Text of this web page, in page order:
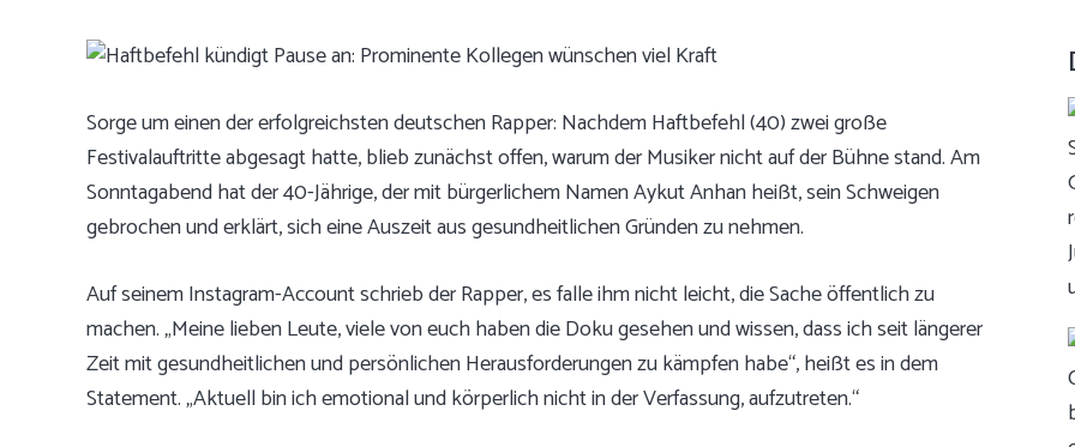
Sorge um einen der erfolgreichsten deutschen Rapper: Nachdem Haftbefehl (40) zwei große
Festivalauftritte abgesagt hatte, blieb zunächst offen, warum der Musiker nicht auf der Bühne stand. Am
Sonntagabend hat der 40-Jährige, der mit bürgerlichem Namen Aykut Anhan heißt, sein Schweigen
gebrochen und erklärt, sich eine Auszeit aus gesundheitlichen Gründen zu nehmen.
Auf seinem Instagram-Account schrieb der Rapper, es falle ihm nicht leicht, die Sache öffentlich zu
machen. „Meine lieben Leute, viele von euch haben die Doku gesehen und wissen, dass ich seit längerer
Zeit mit gesundheitlichen und persönlichen Herausforderungen zu kämpfen habe“, heißt es in dem
Statement. „Aktuell bin ich emotional und körperlich nicht in der Verfassung, aufzutreten.“